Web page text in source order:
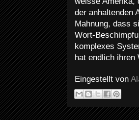
der anhaltenden
Mahnung, dass
Wort-
komplexes
hat endlich ihren
Eingestellt von